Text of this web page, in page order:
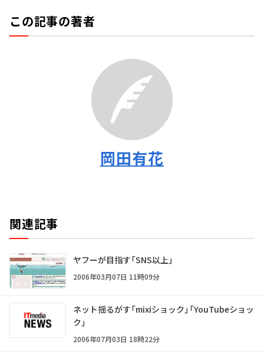
この記事の著者
岡田有花
関連記事
ヤフーが目指す「SNS以上」
2006年03月07日 11時09分
ネット揺るがす「mixiショック」「YouTubeショッ
ク」
2006年07月03日 18時22分